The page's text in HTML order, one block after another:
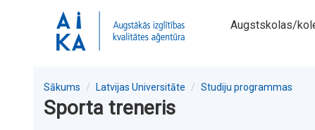
Augstskolas/
Sākums Latvijas Universitāte Studiju programmas
Sporta treneris